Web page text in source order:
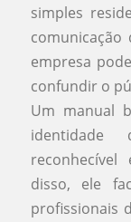
simples
empresa
confundir o
Um manual
identidade
disso, ele
profissionais